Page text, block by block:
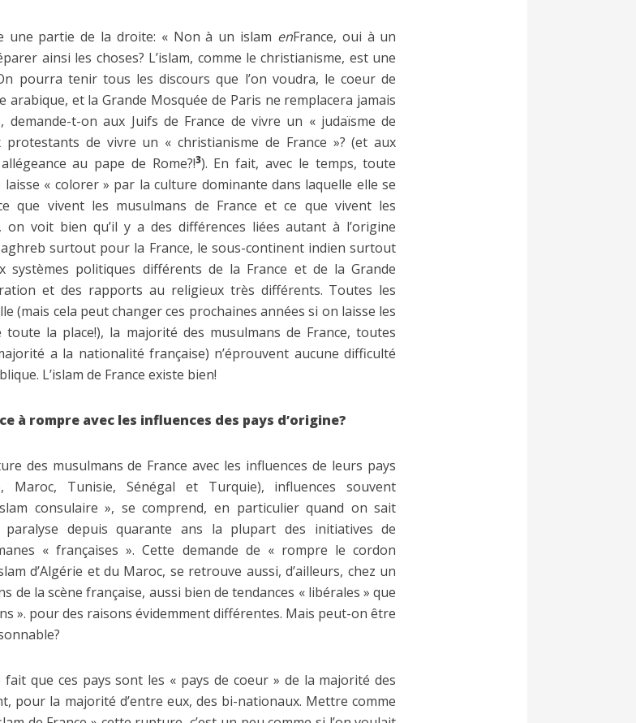
une partie de la droite: « Non à un islam enFrance, oui à un
ainsi les choses? L’islam, comme le christianisme, est une
pourra tenir tous les discours que l’on voudra, le coeur de
arabique, et la Grande Mosquée de Paris ne remplacera jamais
demande-t-on aux Juifs de France de vivre un « judaïsme de
protestants de vivre un « christianisme de France »? (et aux
au pape de Rome?!3). En fait, avec le temps, toute
« colorer » par la culture dominante dans laquelle elle se
que vivent les musulmans de France et ce que vivent les
on voit bien qu’il y a des différences liées autant à l’origine
surtout pour la France, le sous-continent indien surtout
systèmes politiques différents de la France et de la Grande
et des rapports au religieux très différents. Toutes les
(mais cela peut changer ces prochaines années si on laisse les
la place!), la majorité des musulmans de France, toutes
a la nationalité française) n’éprouvent aucune difficulté
L’islam de France existe bien!
à rompre avec les influences des pays d’origine?
des musulmans de France avec les influences de leurs pays
Maroc, Tunisie, Sénégal et Turquie), influences souvent
consulaire », se comprend, en particulier quand on sait
depuis quarante ans la plupart des initiatives de
« françaises ». Cette demande de « rompre le cordon
d’Algérie et du Maroc, se retrouve aussi, d’ailleurs, chez un
de la scène française, aussi bien de tendances « libérales » que
». pour des raisons évidemment différentes. Mais peut-on être
que ces pays sont les « pays de coeur » de la majorité des
pour la majorité d’entre eux, des bi-nationaux. Mettre comme